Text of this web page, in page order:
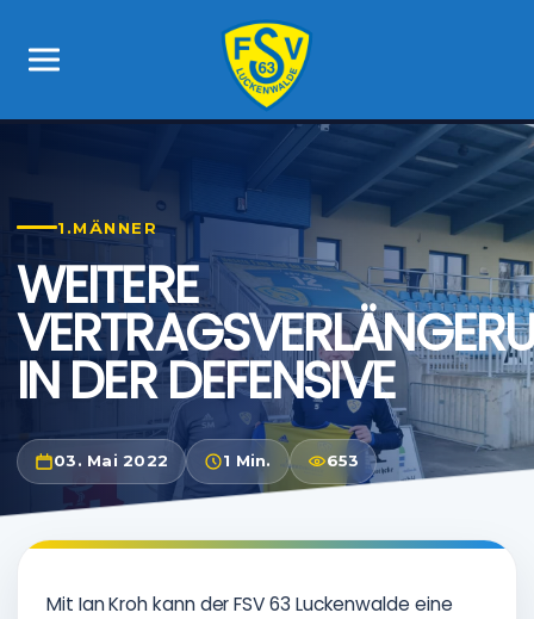
1.MÄNNER
WEITERE
IN DER DEFENSIVE
03. Mai 2022 1 Min. 653
Mit Ian Kroh kann der FSV 63 Luckenwalde eine